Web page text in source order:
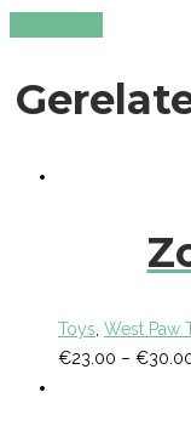
Toys West Paw
€23.00 – €